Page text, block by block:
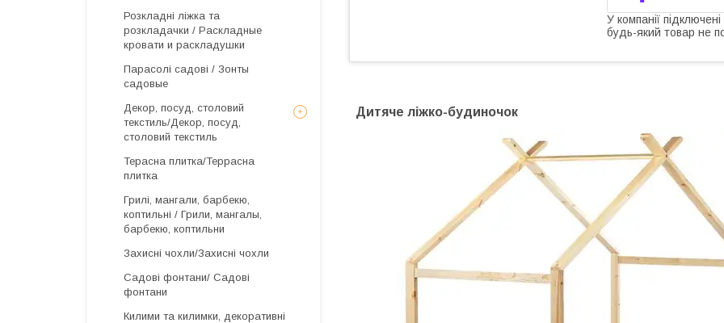
У компанії
будь-який товар не
Дитяче ліжко-будиночок
Розкладні ліжка та
розкладачки / Раскладные
кровати и раскладушки
Парасолі садові / Зонты
садовые
Декор, посуд, столовий
текстиль/Декор, посуд,
столовий текстиль
Терасна плитка/Террасна
плитка
Грилі, мангали, барбекю,
коптильні / Грили, мангалы,
барбекю, коптильни
Захисні чохли/Захисні чохли
Садові фонтани/ Садові
фонтани
Килими та килимки, декоративні